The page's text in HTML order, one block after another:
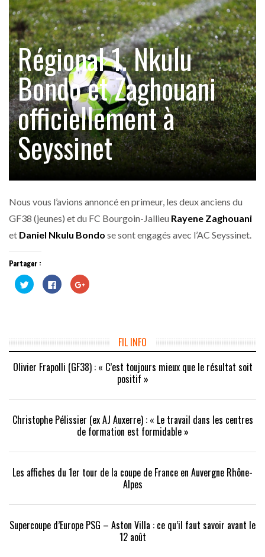
Régional 1. Nkulu
Bondo et Zaghouani
officiellement à
Seyssinet
Nous vous l’avions annoncé en primeur, les deux anciens du
GF38 (jeunes) et du FC Bourgoin-Jallieu Rayene Zaghouani
et Daniel Nkulu Bondo se sont engagés avec l’AC Seyssinet.
Partager :
Cliquez
pour
partager
fenêtre)
Cliquez
pour
partager
fenêtre)
Cliquez
pour
nouvelle
fenêtre)
FIL INFO
Olivier Frapolli (GF38) : « C’est toujours mieux que le résultat soit
positif »
Christophe Pélissier (ex AJ Auxerre) : « Le travail dans les centres
de formation est formidable »
Les affiches du 1er tour de la coupe de France en Auvergne Rhône-
Alpes
Supercoupe d’Europe PSG – Aston Villa : ce qu’il faut savoir avant le
12 août